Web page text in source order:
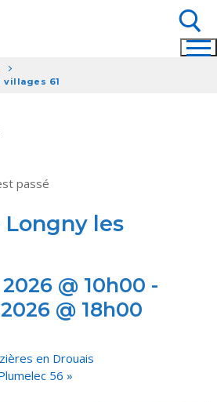
villages 61
passé
Longny les
@ 10h00 -
@ 18h00
en Drouais
56»